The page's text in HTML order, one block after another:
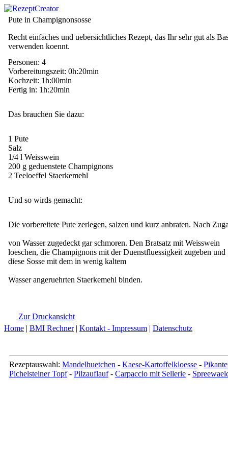
Pute in Champignonsosse
Recht einfaches und uebersichtliches Rezept, das Ihr sehr gut als
verwenden koennt.
Personen: 4
Vorbereitungszeit: 0h:20min
Kochzeit: 1h:00min
Fertig in: 1h:20min
Das brauchen Sie dazu:
1 Pute
Salz
1/4 l Weisswein
200 g geduenstete Champignons
2 Teeloeffel Staerkemehl
Und so wirds gemacht:
Die vorbereitete Pute zerlegen, salzen und kurz anbraten. Nach
von Wasser zugedeckt gar schmoren. Den Bratsatz mit Weisswein
loeschen, die Champignons mit der Duenstfluessigkeit zugeben und
diese Sosse mit dem in wenig kaltem
Wasser angeruehrten Staerkemehl binden.
Zur Druckansicht
Home | BMI Rechner| Kontakt - Impressum | Datenschutz
Rezeptauswahl: Mandelhuetchen - Kaese-Kartoffelkloesse -
Pichelsteiner Topf- Pilzauflauf- Carpaccio mit Sellerie -